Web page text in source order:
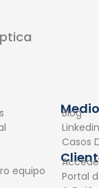
equipo
Blog
Linkedin
Casos
Portal